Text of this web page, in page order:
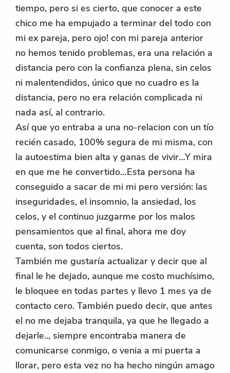
tiempo, pero si es cierto, que conocer a este
chico me ha empujado a terminar del todo con
mi ex pareja, pero ojo! con mi pareja anterior
no hemos tenido problemas, era una relación a
distancia pero con la confianza plena, sin celos
ni malentendidos, único que no cuadro es la
distancia, pero no era relación complicada ni
nada así, al contrario.
Así que yo entraba a una no-relacion con un tío
recién casado, 100% segura de mi misma, con
la autoestima bien alta y ganas de vivir…Y mira
en que me he convertido…Esta persona ha
conseguido a sacar de mi mi pero versión: las
inseguridades, el insomnio, la ansiedad, los
celos, y el continuo juzgarme por los malos
pensamientos que al final, ahora me doy
cuenta, son todos ciertos.
También me gustaría actualizar y decir que al
final le he dejado, aunque me costo muchísimo,
le bloquee en todas partes y llevo 1 mes ya de
contacto cero. También puedo decir, que antes
el no me dejaba tranquila, ya que he llegado a
dejarle.., siempre encontraba manera de
comunicarse conmigo, o venia a mi puerta a
llorar, pero esta vez no ha hecho ningún amago